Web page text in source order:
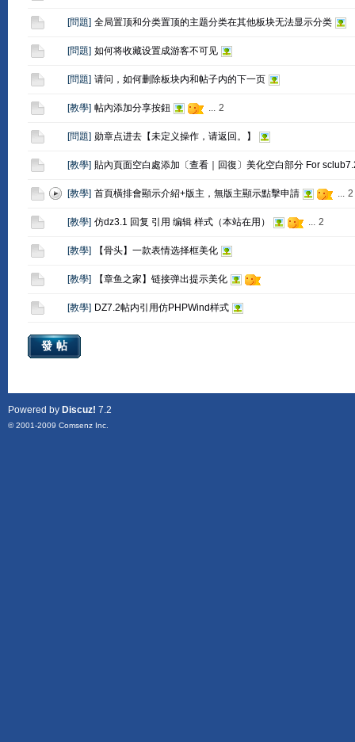
[問題] 全局置顶和分类置顶的主题分类在其他板块无法显示分类
[問題] 如何将收藏设置成游客不可见
[問題] 请问，如何删除板块内和帖子内的下一页
[教學] 帖內添加分享按鈕 ... 2
[問題] 勋章点进去【未定义操作，请返回。】
[教學] 貼內頁面空白處添加〔查看｜回復〕美化空白部分 For
[教學] 首頁橫排會顯示介紹+版主，無版主顯示點擊申請 ... 2
[教學] 仿dz3.1 回复 引用 编辑 样式（本站在用） ... 2
[教學] 【骨头】一款表情选择框美化
[教學] 【章鱼之家】链接弹出提示美化
[教學] DZ7.2帖内引用仿PHPWind样式
發帖
Powered by Discuz! 7.2
© 2001-2009 Comsenz Inc.